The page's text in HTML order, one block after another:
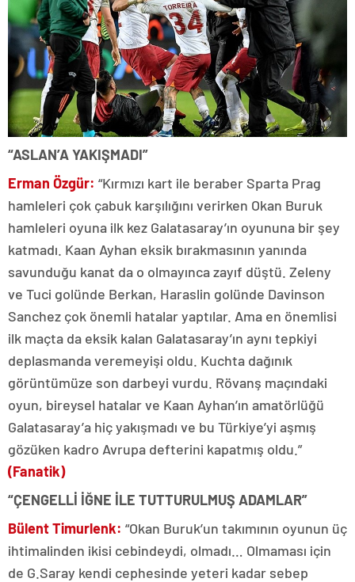
“ASLAN’A YAKIŞMADI”
Erman Özgür: “Kırmızı kart ile beraber Sparta Prag
hamleleri çok çabuk karşılığını verirken Okan Buruk
hamleleri oyuna ilk kez Galatasaray’ın oyununa bir şey
katmadı. Kaan Ayhan eksik bırakmasının yanında
savunduğu kanat da o olmayınca zayıf düştü. Zeleny
ve Tuci golünde Berkan, Haraslin golünde Davinson
Sanchez çok önemli hatalar yaptılar. Ama en önemlisi
ilk maçta da eksik kalan Galatasaray’ın aynı tepkiyi
deplasmanda veremeyişi oldu. Kuchta dağınık
görüntümüze son darbeyi vurdu. Rövanş maçındaki
oyun, bireysel hatalar ve Kaan Ayhan’ın amatörlüğü
Galatasaray’a hiç yakışmadı ve bu Türkiye’yi aşmış
gözüken kadro Avrupa defterini kapatmış oldu.”
(Fanatik)
“ÇENGELLİ İĞNE İLE TUTTURULMUŞ ADAMLAR”
Bülent Timurlenk: “Okan Buruk’un takımının oyunun üç
ihtimalinden ikisi cebindeydi, olmadı… Olmaması için
de G.Saray kendi cephesinde yeteri kadar sebep